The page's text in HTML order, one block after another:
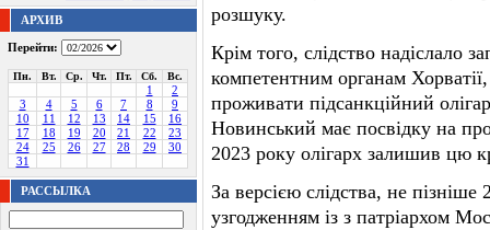
АРХИВ
Перейти:
Пн. Вт. Ср. Чт. Пт. Сб. Вс.
1
2
3
4 5 6 7 8
9
10
11 12 13 14 15
16
17
18 19 20 21 22
23
24
25 26 27 28 29
30
31
РАССЫЛКА
розшуку.
Крім того, слідство надіслало
компетентним органам
проживати підсанкційний
Новинський має посвідку на
2023 року олігарх залишив цю
За версією слідства, не
узгодженням із з патріархом